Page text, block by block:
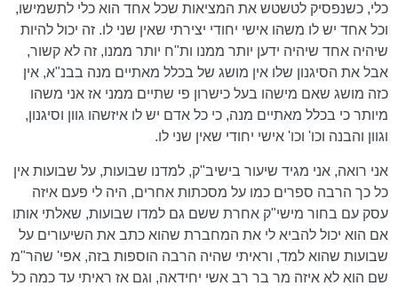
כלי, כשנפסיק לטשטש את המציאות שכל אחד הוא כלי לתשמישו,
וכל אחד יש לו משהו אישי יחודי יצירתי שאין שני לו. זה יכול להיות
שיהיה אחד שיהיה ידען יותר ממנו ות"ח יותר ממנו, זה לא קשור,
אבל את הסיגנון שלו אין מושג של בכלל מאתיים מנה בבנ"א, אין
כזה מושג שאם מישהו בעל כישרון פי שתיים ממני אז אני משהו
מיותר כי בכלל מאתיים מנה, כי כל אדם יש לו איזשהו גוון וסיגנון,
וגוון והבנה וכו' וכו' אישי יחודי שאין שני לו.
אני רואה, אני מגיד שיעור בישיב"ק, למדנו שבועות, על שבועות אין
כל כך הרבה ספרים כמו על מסכתות אחרים, היה לי פעם איזה
עסק עם בחור מישי"ק אחרת ששם גם למדו שבועות, שאלתי אותו
אם הוא יכול להביא לי את המחברת שהוא כתב את השיעורים על
שבועות שהוא למד, וראיתי שהיה הרבה הוספות בזה, אפי' שהר"מ
שם הוא לא איזה מר בר רב אשי יחידאה, וגם אז ראיתי עד כמה כל